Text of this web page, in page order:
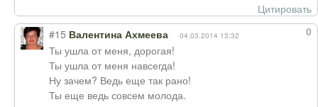
Цитировать
0
#15 Валентина Ахмеева 04.03.2014 13:32
Ты ушла от меня, дорогая!
Ты ушла от меня навсегда!
Ну зачем? Ведь еще так рано!
Ты еще ведь совсем молода.